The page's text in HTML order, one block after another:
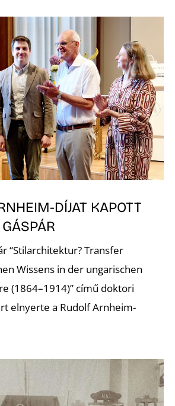
DÍJAT KAPOTT
“Stilarchitektur? Transfer
Wissens in der ungarischen
(1864–1914)” című doktori
elnyerte a Rudolf Arnheim-